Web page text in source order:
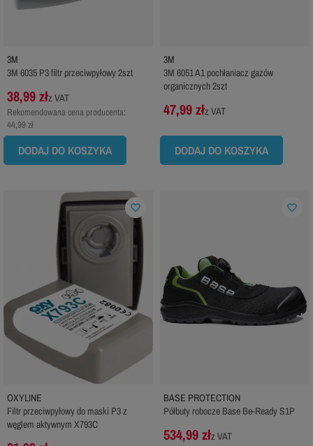
3M
3M 6035 P3 filtr przeciwpyłowy 2szt
38,99 złz VAT
Rekomendowana cena producenta:
44,99 zł
DODAJ DO KOSZYKA
3M
3M 6051 A1 pochłaniacz gazów
organicznych 2szt
47,99 złz VAT
DODAJ DO KOSZYKA
OXYLINE
Filtr przeciwpyłowy do maski P3 z
węglem aktywnym X793C
favorite_border
BASE PROTECTION
Półbuty robocze Base Be-Ready S1P
534,99 złz VAT
favorite_border